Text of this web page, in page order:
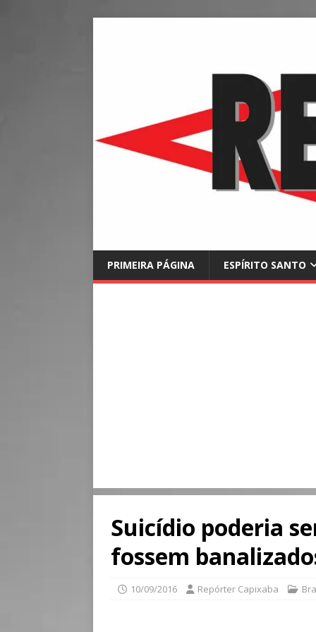
PRIMEIRA PÁGINA ESPÍRITO SANTO
Suicídio poderia
fossem
10/09/2016 Repórter Capixaba